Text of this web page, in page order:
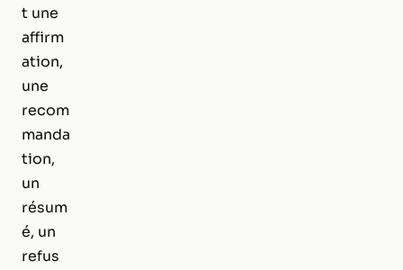
t une
affirm
ation,
une
recom
manda
tion,
un
résum
é, un
refus